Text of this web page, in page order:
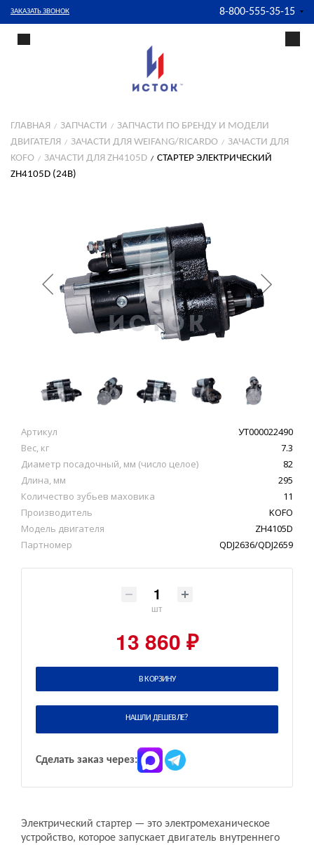
ЗАКАЗАТЬ ЗВОНОК 8-800-555-35-15
ГЛАВНАЯ ЗАПЧАСТИ
ЗАПЧАСТИ ПО БРЕНДУ И МОДЕЛИ
ДВИГАТЕЛЯ
ЗАЧАСТИ ДЛЯ WEIFANG/RICARDO
ЗАЧАСТИ ДЛЯ
KOFO
ЗАЧАСТИ ДЛЯ ZH4105D
СТАРТЕР ЭЛЕКТРИЧЕСКИЙ
ZH4105D (24В)
Артикул
УТ000022490
Вес, кг
7.3
Диаметр посадочный, мм (число целое)
82
Длина, мм
295
Количество зубьев маховика
11
Производитель
KOFO
Модель двигателя
ZH4105D
Партномер
QDJ2636/QDJ2659
шт
13 860 ₽
В КОРЗИНУ
НАШЛИ ДЕШЕВЛЕ?
Сделать заказ через:
Электрический стартер — это электромеханическое
устройство, которое запускает двигатель внутреннего